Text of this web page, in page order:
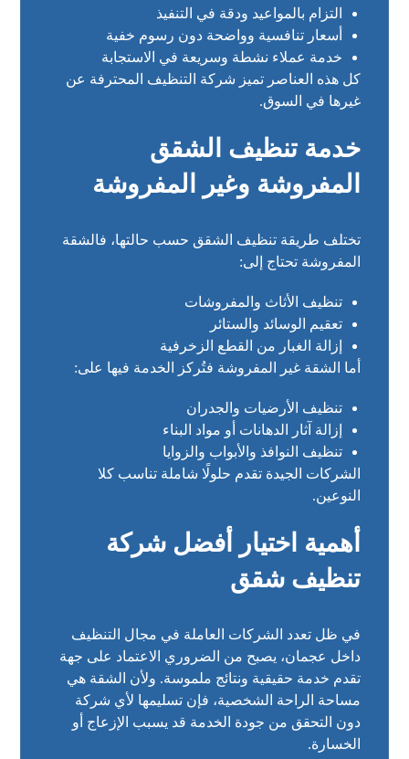
التزام بالمواعيد ودقة في التنفيذ
أسعار تنافسية وواضحة دون رسوم خفية
خدمة عملاء نشطة وسريعة في الاستجابة
كل هذه العناصر تميز شركة التنظيف المحترفة عن
غيرها في السوق.
خدمة تنظيف الشقق
المفروشة وغير المفروشة
تختلف طريقة تنظيف الشقق حسب حالتها، فالشقة
المفروشة تحتاج إلى:
تنظيف الأثاث والمفروشات
تعقيم الوسائد والستائر
إزالة الغبار من القطع الزخرفية
أما الشقة غير المفروشة فتُركز الخدمة فيها على:
تنظيف الأرضيات والجدران
إزالة آثار الدهانات أو مواد البناء
تنظيف النوافذ والأبواب والزوايا
الشركات الجيدة تقدم حلولًا شاملة تناسب كلا
النوعين.
أهمية اختيار أفضل شركة
تنظيف شقق
في ظل تعدد الشركات العاملة في مجال التنظيف
داخل عجمان، يصبح من الضروري الاعتماد على جهة
تقدم خدمة حقيقية ونتائج ملموسة. ولأن الشقة هي
مساحة الراحة الشخصية، فإن تسليمها لأي شركة
دون التحقق من جودة الخدمة قد يسبب الإزعاج أو
الخسارة.